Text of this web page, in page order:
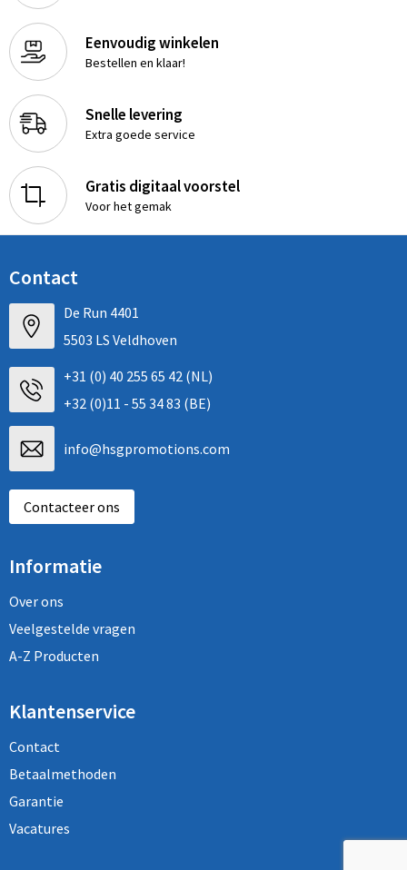
Eenvoudig winkelen
Bestellen en klaar!
Snelle levering
Extra goede service
Gratis digitaal voorstel
Voor het gemak
Contact
De Run 4401
5503 LS Veldhoven
+31 (0) 40 255 65 42 (NL)
+32 (0)11 - 55 34 83 (BE)
info@hsgpromotions.com
Contacteer ons
Informatie
Over ons
Veelgestelde vragen
A-Z Producten
Klantenservice
Contact
Betaalmethoden
Garantie
Vacatures